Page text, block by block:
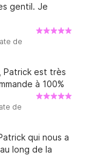
gentil. Je
de
Patrick est très
à 100%
de
qui nous a
long de la